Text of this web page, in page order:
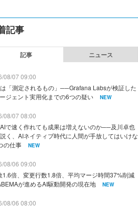
記事
記事 ニュース
08/07 09:00
「測定されるもの」──Grafana Labsが検証した
ジェント実用化までの6つの疑い
NEW
08/07 08:00
で速く作れても成果は増えないのか──及川卓也
く、AIネイティブ時代に人間が手放してはいけな
の仕事
NEW
08/06 09:00
1.6倍、変更行数1.8倍、平均マージ時間37%削減
が進めるAI駆動開発の現在地
NEW
08/06 08:00